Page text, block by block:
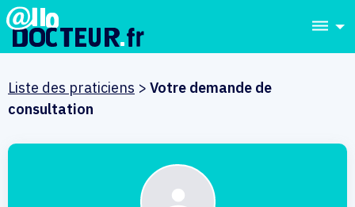
dehaze
Liste des praticiens > Votre demande de
consultation